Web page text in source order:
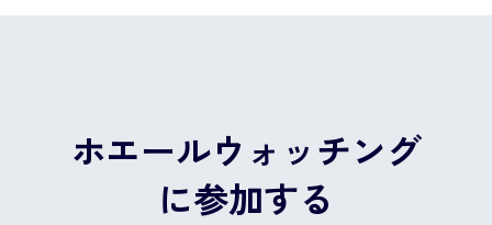
ホエールウォッチング
に参加する